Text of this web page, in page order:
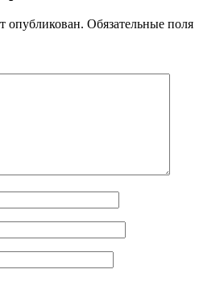
опубликован. Обязательные поля